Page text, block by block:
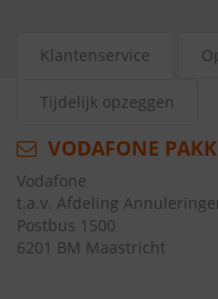
Klantenservice
Tijdelijk opzeggen
VODAFONE
Vodafone
t.a.v. Afdeling
Postbus 1500
6201 BM Maastricht